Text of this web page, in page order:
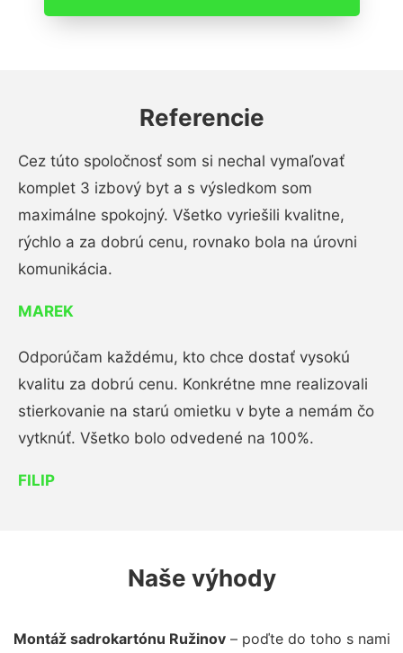
Referencie
Cez túto spoločnosť som si nechal vymaľovať
komplet 3 izbový byt a s výsledkom som
maximálne spokojný. Všetko vyriešili kvalitne,
rýchlo a za dobrú cenu, rovnako bola na úrovni
komunikácia.
MAREK
Odporúčam každému, kto chce dostať vysokú
kvalitu za dobrú cenu. Konkrétne mne realizovali
stierkovanie na starú omietku v byte a nemám čo
vytknúť. Všetko bolo odvedené na 100%.
FILIP
Naše výhody
Montáž sadrokartónu Ružinov– poďte do toho s nami